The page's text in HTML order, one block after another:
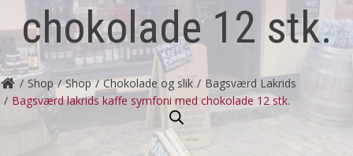
chokolade 12 stk.
Shop Shop Chokolade og slik
Bagsværd Lakrids
Bagsværd lakrids kaffe symfoni med chokolade 12 stk.